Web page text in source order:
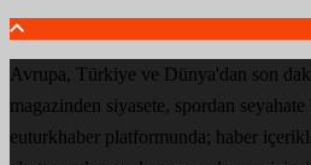
Avrupa, Türkiye ve Dünya'dan son
magazinden siyasete, spordan
euturkhaber platformunda; haber